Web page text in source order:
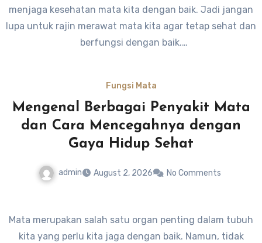
menjaga kesehatan mata kita dengan baik. Jadi jangan
lupa untuk rajin merawat mata kita agar tetap sehat dan
berfungsi dengan baik.
Fungsi Mata
Mengenal Berbagai Penyakit Mata
dan Cara Mencegahnya dengan
Gaya Hidup Sehat
admin August 2, 2026 No Comments
Mata merupakan salah satu organ penting dalam tubuh
kita yang perlu kita jaga dengan baik. Namun, tidak